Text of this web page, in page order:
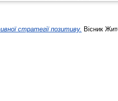
стратегії позитиву. Вісник